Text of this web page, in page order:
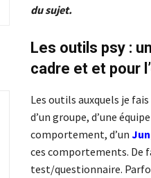
du sujet.
Les outils psy :
cadre et et pour
Les outils auxquels je
d’un groupe, d’une
comportement, d’un
ces comportements. De
test/questionnaire.